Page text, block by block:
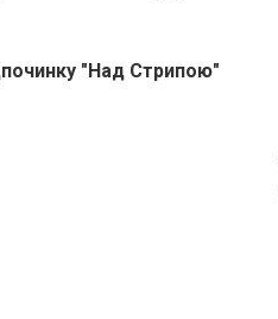
"Над Стрипою"